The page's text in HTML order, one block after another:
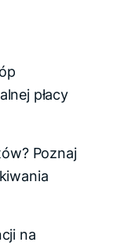
płacy
Poznaj
na